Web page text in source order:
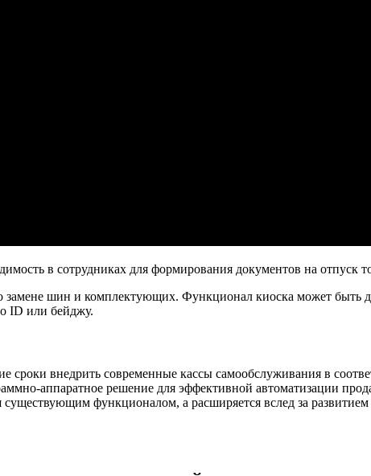
в сотрудниках для формирования документов на отпуск
замене шин и комплектующих. Функционал киоска может быть
ID или бейджу.
внедрить современные кассы самообслуживания в
аппаратное решение для эффективной автоматизации
функционалом, а расширяется вслед за